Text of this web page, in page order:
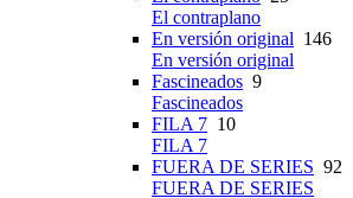
El contraplano
En versión original 146
En versión original
Fascineados 9
Fascineados
FILA 7 10
FILA 7
FUERA DE SERIES 92
FUERA DE SERIES